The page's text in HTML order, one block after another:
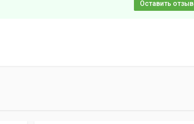
Оставить отзыв